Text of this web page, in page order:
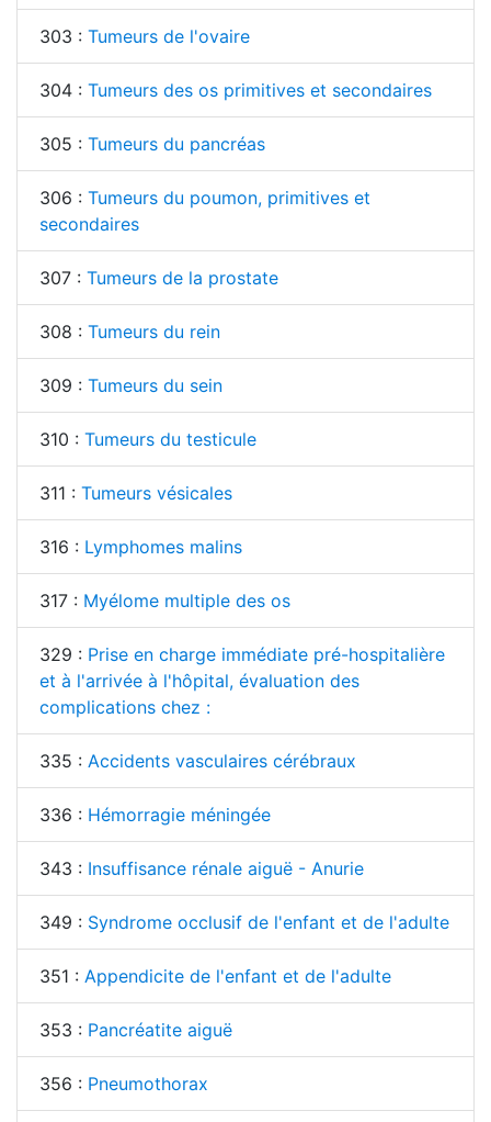
303 : Tumeurs de l'ovaire
304 : Tumeurs des os primitives et secondaires
305 : Tumeurs du pancréas
306 : Tumeurs du poumon, primitives et
secondaires
307 : Tumeurs de la prostate
308 : Tumeurs du rein
309 : Tumeurs du sein
310 : Tumeurs du testicule
311 : Tumeurs vésicales
316 : Lymphomes malins
317 : Myélome multiple des os
329 : Prise en charge immédiate pré-hospitalière
et à l'arrivée à l'hôpital, évaluation des
complications chez :
335 : Accidents vasculaires cérébraux
336 : Hémorragie méningée
343 : Insuffisance rénale aiguë - Anurie
349 : Syndrome occlusif de l'enfant et de l'adulte
351 : Appendicite de l'enfant et de l'adulte
353 : Pancréatite aiguë
356 : Pneumothorax